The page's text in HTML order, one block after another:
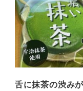
舌に抹茶の渋み